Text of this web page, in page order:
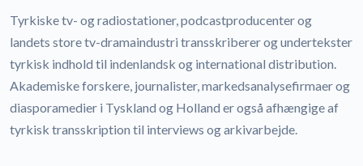
Tyrkiske tv- og radiostationer, podcastproducenter og
landets store tv-dramaindustri transskriberer og undertekster
tyrkisk indhold til indenlandsk og international distribution.
Akademiske forskere, journalister, markedsanalysefirmaer og
diasporamedier i Tyskland og Holland er også afhængige af
tyrkisk transskription til interviews og arkivarbejde.